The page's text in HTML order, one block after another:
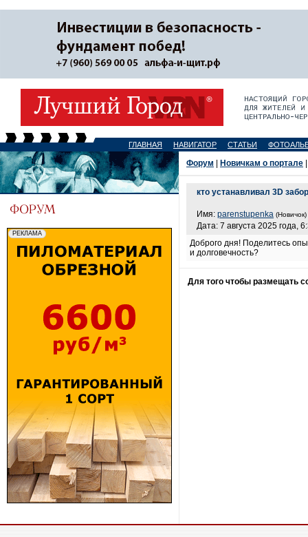
ГЛАВНАЯ НАВИГАТОР СТАТЬИ
Форум Новичкам о портале
кто устанавливал 3D
Имя: parenstupenka (Новичок)
Дата: 7 августа 2025 года,
Доброго дня! Поделитесь
и долговечность?
Для того чтобы размещать